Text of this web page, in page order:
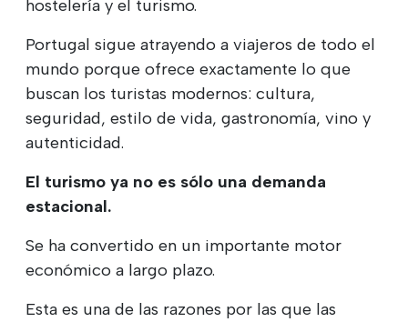
hostelería y el turismo.
Portugal sigue atrayendo a viajeros de todo el
mundo porque ofrece exactamente lo que
buscan los turistas modernos: cultura,
seguridad, estilo de vida, gastronomía, vino y
autenticidad.
El turismo ya no es sólo una demanda
estacional.
Se ha convertido en un importante motor
económico a largo plazo.
Esta es una de las razones por las que las